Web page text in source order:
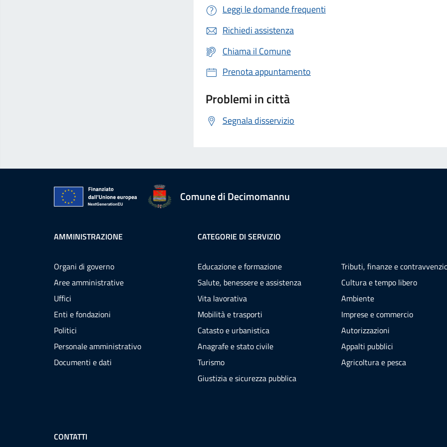
Leggi le domande frequenti
Richiedi assistenza
Chiama il Comune
Prenota appuntamento
Problemi in città
Segnala disservizio
Comune di Decimomannu
AMMINISTRAZIONE
Organi di governo
Aree amministrative
Uffici
Enti e fondazioni
Politici
Personale amministrativo
Documenti e dati
CATEGORIE DI SERVIZIO
Educazione e formazione
Salute, benessere e assistenza
Vita lavorativa
Mobilità e trasporti
Catasto e urbanistica
Anagrafe e stato civile
Turismo
Giustizia e sicurezza pubblica
Tributi, finanze e
Cultura e tempo libero
Ambiente
Imprese e commercio
Autorizzazioni
Appalti pubblici
Agricoltura e pesca
CONTATTI